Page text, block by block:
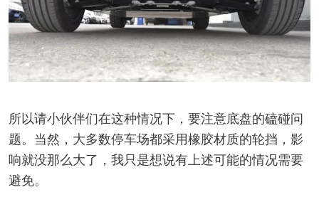
所以请小伙伴们在这种情况下，要注意底盘的磕碰问
题。当然，大多数停车场都采用橡胶材质的轮挡，影
响就没那么大了，我只是想说有上述可能的情况需要
避免。